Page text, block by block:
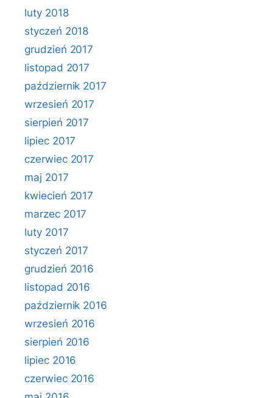
luty 2018
styczeń 2018
grudzień 2017
listopad 2017
październik 2017
wrzesień 2017
sierpień 2017
lipiec 2017
czerwiec 2017
maj 2017
kwiecień 2017
marzec 2017
luty 2017
styczeń 2017
grudzień 2016
listopad 2016
październik 2016
wrzesień 2016
sierpień 2016
lipiec 2016
czerwiec 2016